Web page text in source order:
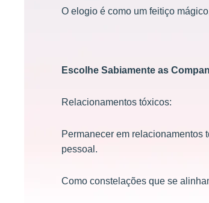
O elogio é como um feitiço
Escolhe Sabiamente as
Relacionamentos tóxicos:
Permanecer em relacionamentos
pessoal.
Como constelações que se